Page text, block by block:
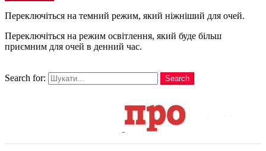
Переключіться на темний режим, який ніжніший для очей.
Переключіться на режим освітлення, який буде більш
приємним для очей в денний час.
Search for:
Search